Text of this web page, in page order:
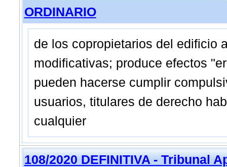
ORDINARIO
de los copropietarios del edificio
modificativas; produce efectos
pueden hacerse cumplir
usuarios, titulares de derecho
cualquier
108/2020 DEFINITIVA - Tribunal